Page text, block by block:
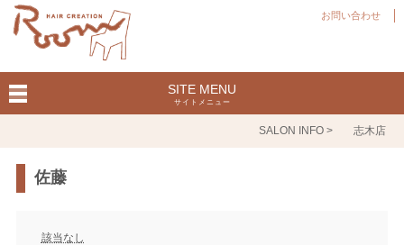
お問い合わせ
SITE MENU
サイトメニュー
SALON INFO > 志木店
佐藤
該当なし